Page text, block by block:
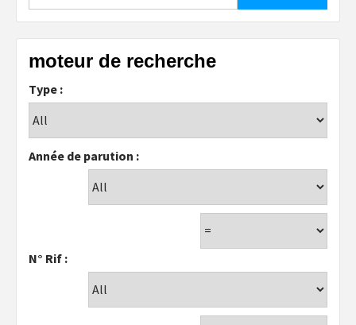
moteur de recherche
Type :
Année de parution :
N° Rif :